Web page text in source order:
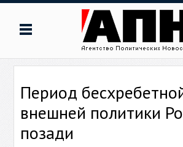
Период
внешней политики
позади